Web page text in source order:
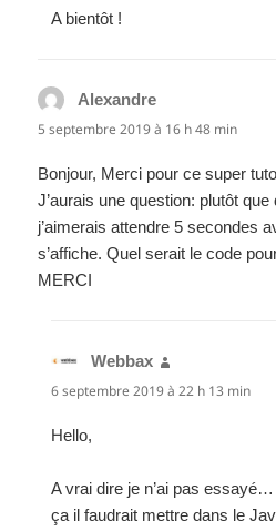
A bientôt !
Alexandre
5 septembre 2019 à 16 h 48 min
Bonjour, Merci pour ce super
J’aurais une question: plutôt que
j’aimerais attendre 5 secondes
s’affiche. Quel serait le code
MERCI
Webbax
6 septembre 2019 à 22 h 13 min
Hello,
A vrai dire je n’ai pas
ça il faudrait mettre dans le